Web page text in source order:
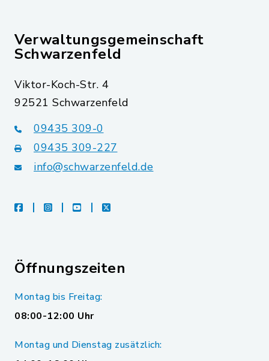
Verwaltungsgemeinschaft
Schwarzenfeld
Viktor-Koch-Str. 4
92521 Schwarzenfeld
09435 309-0
09435 309-227
info@schwarzenfeld.de
facebookinstagramyoutubeX
Öffnungszeiten
Montag bis Freitag:
08:00-12:00 Uhr
Montag und Dienstag zusätzlich: